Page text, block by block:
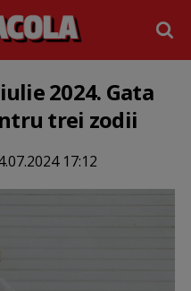
2024. Gata
trei zodii
17:12